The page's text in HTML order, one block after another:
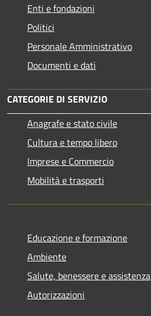
Enti e fondazioni
Politici
Personale Amministrativo
Documenti e dati
CATEGORIE DI SERVIZIO
Anagrafe e stato civile
Cultura e tempo libero
Imprese e Commercio
Mobilità e trasporti
Educazione e formazione
Ambiente
Salute, benessere e assistenza
Autorizzazioni